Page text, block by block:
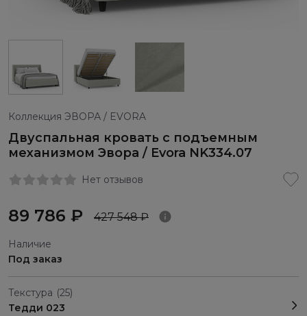
Коллекция ЭВОРА / EVORA
Двуспальная кровать с подъемным
механизмом Эвора / Evora NK334.07
Нет отзывов
89 786 ₽ 427 548 ₽
Наличие
Под заказ
Текстура (25)
Тедди 023